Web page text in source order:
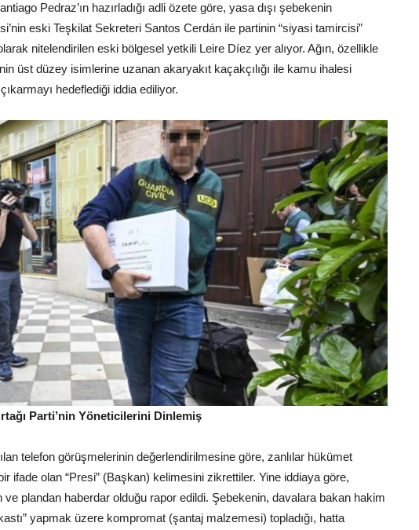
Pedraz’ın hazırladığı adli özete göre, yasa dışı şebekenin
eski Teşkilat Sekreteri Santos Cerdán ile partinin “siyasi tamircisi”
nitelendirilen eski bölgesel yetkili Leire Díez yer alıyor. Ağın, özellikle
üst düzey isimlerine uzanan akaryakıt kaçakçılığı ile kamu ihalesi
hedeflediği iddia ediliyor.
Parti’nin Yöneticilerini Dinlemiş
telefon görüşmelerinin değerlendirilmesine göre, zanlılar hükümet
ifade olan “Presi” (Başkan) kelimesini zikrettiler. Yine iddiaya göre,
ve plandan haberdar olduğu rapor edildi. Şebekenin, davalara bakan hakim
yapmak üzere kompromat (şantaj malzemesi) topladığı, hatta